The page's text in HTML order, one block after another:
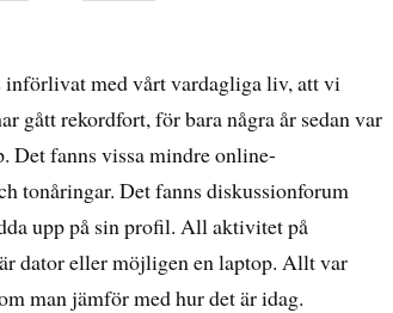
införlivat med vårt vardagliga liv, att vi
gått rekordfort, för bara några år sedan var
Det fanns vissa mindre online-
tonåringar. Det fanns diskussionforum
upp på sin profil. All aktivitet på
dator eller möjligen en laptop. Allt var
man jämför med hur det är idag.